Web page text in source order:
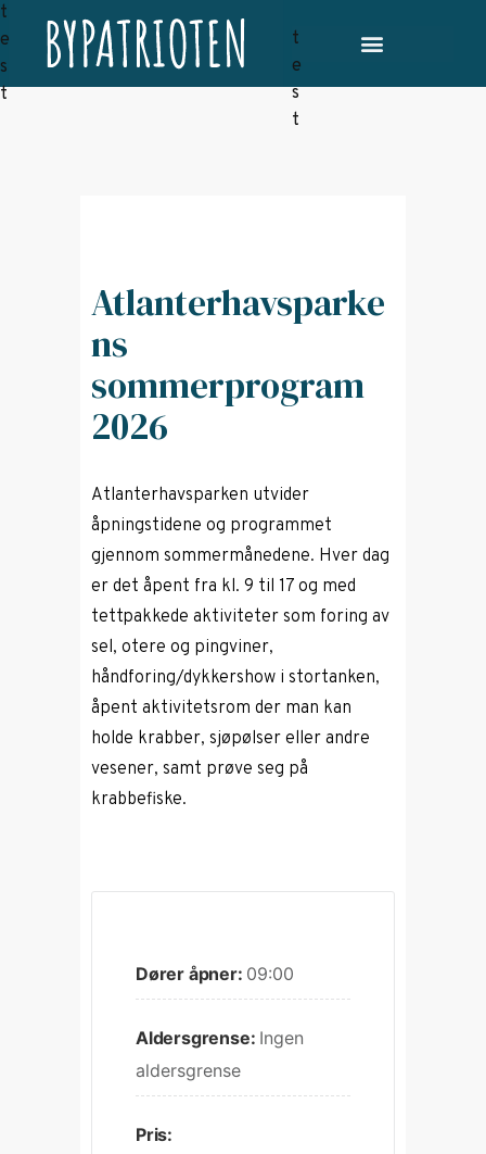
Atlanterhavsparke
ns
sommerprogram
2026
Atlanterhavsparken utvider
åpningstidene og programmet
gjennom sommermånedene. Hver dag
er det åpent fra kl. 9 til 17 og med
tettpakkede aktiviteter som foring av
sel, otere og pingviner,
håndforing/dykkershow i stortanken,
åpent aktivitetsrom der man kan
holde krabber, sjøpølser eller andre
vesener, samt prøve seg på
krabbefiske.
Dører åpner: 09:00
Aldersgrense: Ingen
aldersgrense
Pris: